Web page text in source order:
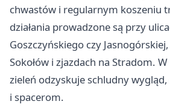
chwastów i regularnym koszeniu
działania prowadzone są przy
Goszczyńskiego czy
Sokołów i zjazdach na Stradom.
zieleń odzyskuje schludny
i spacerom.